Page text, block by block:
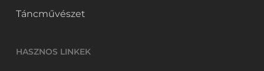
Táncművészet
HASZNOS LINKEK